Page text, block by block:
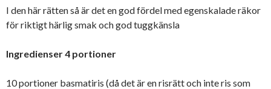
I den här rätten så är det en god fördel med egenskalade räkor
för riktigt härlig smak och god tuggkänsla
Ingredienser 4 portioner
10 portioner basmatiris (då det är en risrätt och inte ris som